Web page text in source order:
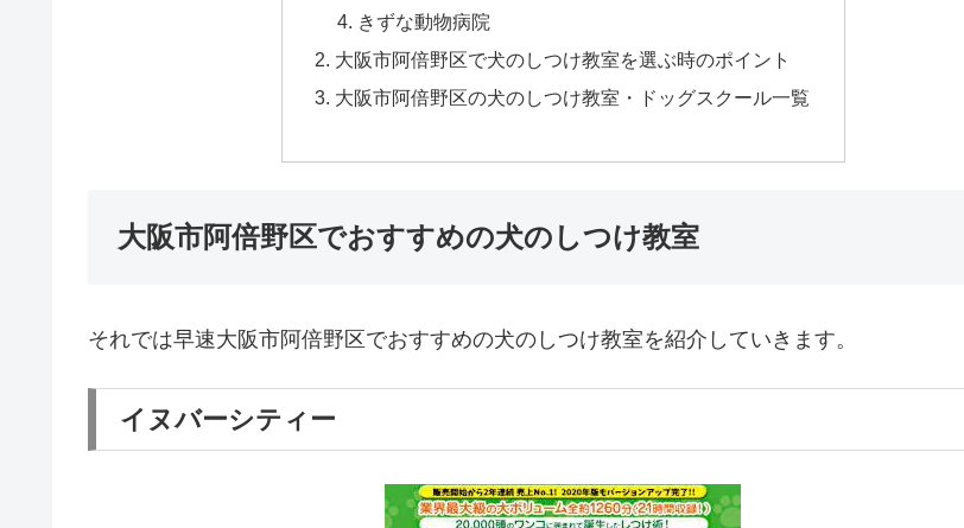
きずな動物病院
大阪市阿倍野区で犬のしつけ教室を選ぶ時のポイント
大阪市阿倍野区の犬のしつけ教室・ドッグスクール一覧
大阪市阿倍野区でおすすめの犬のしつけ教室
それでは早速大阪市阿倍野区でおすすめの犬のしつけ教室を紹介していきます。
イヌバーシティー